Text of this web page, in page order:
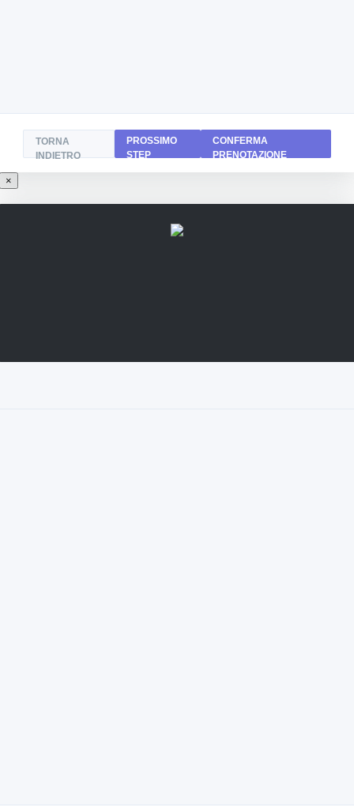
TORNA
INDIETRO
PROSSIMO
STEP
CONFERMA
PRENOTAZIONE
×